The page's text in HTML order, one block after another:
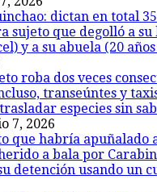
dictan en total
sujeto que degolló a su
y a su abuela (20
roba dos veces
transeúntes y
especies sin
7, 2026
que habría apuñalado
a bala por
detención usando un